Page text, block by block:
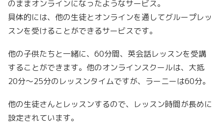
のままオンラインになったようなサービス。
具体的には、他の生徒とオンラインを通してグループレッ
スンを受けることができるサービスです。
他の子供たちと一緒に、60分間、英会話レッスンを受講
することができます。他のオンラインスクールは、大抵
20分〜25分のレッスンタイムですが、ラーニーは60分。
他の生徒さんとレッスンするので、レッスン時間が長めに
設定されています。